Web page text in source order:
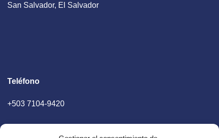
San Salvador, El Salvador
Teléfono
+503 7104-9420